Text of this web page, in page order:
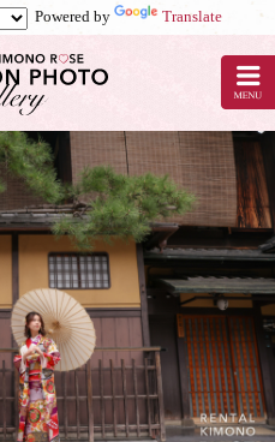
Powered by
Translate